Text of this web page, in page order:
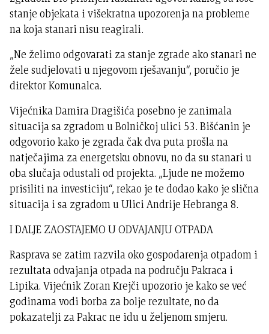
stanje objekata i višekratna upozorenja na probleme
na koja stanari nisu reagirali.
„Ne želimo odgovarati za stanje zgrade ako stanari ne
žele sudjelovati u njegovom rješavanju“, poručio je
direktor Komunalca.
Vijećnika Damira Dragišića posebno je zanimala
situacija sa zgradom u Bolničkoj ulici 53. Bišćanin je
odgovorio kako je zgrada čak dva puta prošla na
natječajima za energetsku obnovu, no da su stanari u
oba slučaja odustali od projekta. „Ljude ne možemo
prisiliti na investiciju“, rekao je te dodao kako je slična
situacija i sa zgradom u Ulici Andrije Hebranga 8.
I DALJE ZAOSTAJEMO U ODVAJANJU OTPADA
Rasprava se zatim razvila oko gospodarenja otpadom i
rezultata odvajanja otpada na području Pakraca i
Lipika. Vijećnik Zoran Krejči upozorio je kako se već
godinama vodi borba za bolje rezultate, no da
pokazatelji za Pakrac ne idu u željenom smjeru.